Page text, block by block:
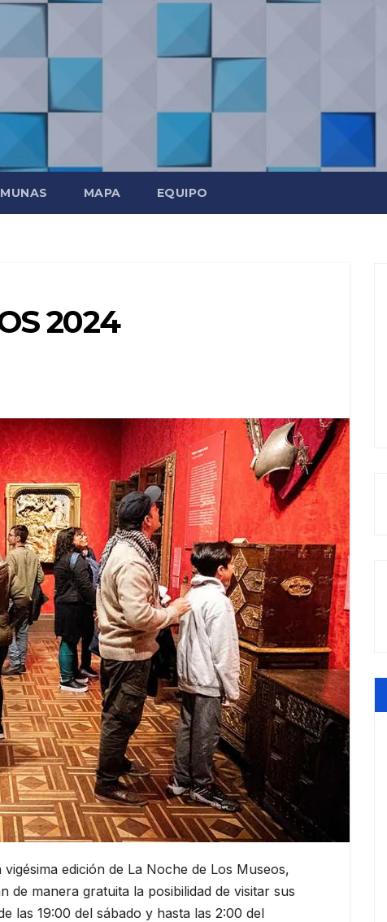
MAPA EQUIPO
2024
edición de La Noche de Los Museos,
manera gratuita la posibilidad de visitar sus
las 19:00 del sábado y hasta las 2:00 del